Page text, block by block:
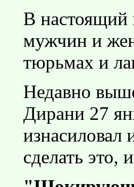
В настоящий
мужчин и
тюрьмах и
Недавно
Дирани 27
изнасиловал
сделать это,